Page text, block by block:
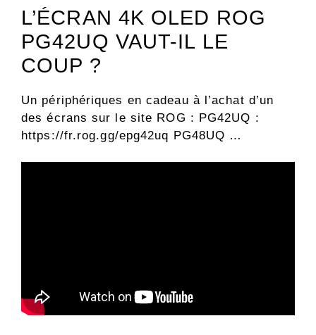
L’ÉCRAN 4K OLED ROG
PG42UQ VAUT-IL LE
COUP ?
Un périphériques en cadeau à l’achat d’un
des écrans sur le site ROG : PG42UQ :
https://fr.rog.gg/epg42uq PG48UQ …